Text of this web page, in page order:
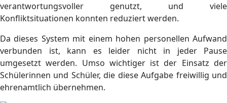
verantwortungsvoller genutzt, und viele
Konfliktsituationen konnten reduziert werden.
Da dieses System mit einem hohen personellen Aufwand
verbunden ist, kann es leider nicht in jeder Pause
umgesetzt werden. Umso wichtiger ist der Einsatz der
Schülerinnen und Schüler, die diese Aufgabe freiwillig und
ehrenamtlich übernehmen.